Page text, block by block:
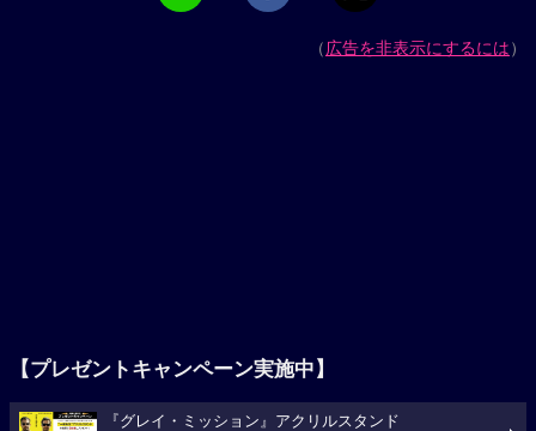
（広告を非表示にするには）
【プレゼントキャンペーン実施中】
『グレイ・ミッション』アクリルスタンド